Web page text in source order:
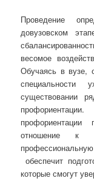
Проведение
довузовском
весомое
Обучаясь в вузе,
специальности
существовании
отношение к
обеспечит
которые смогут